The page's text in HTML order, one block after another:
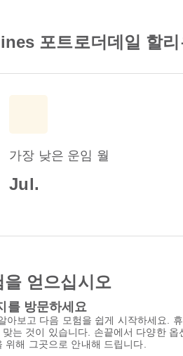
포트로더데일 할
가장 낮은 운임 월
Jul.
얻으십시오
를 방문하세요
아보고 다음 모험을 쉽게 시작하세요.
는 것이 있습니다. 손끝에서 다양한
해 그곳으로 안내해 드립니다.